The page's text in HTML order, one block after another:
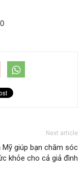
Next article
Mỹ giúp bạn chăm sóc
khỏe cho cả giả đình